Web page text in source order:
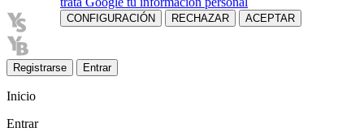
Registrarse Entrar
Inicio
Entrar
CONFIGURACIÓN RECHAZAR ACEPTAR